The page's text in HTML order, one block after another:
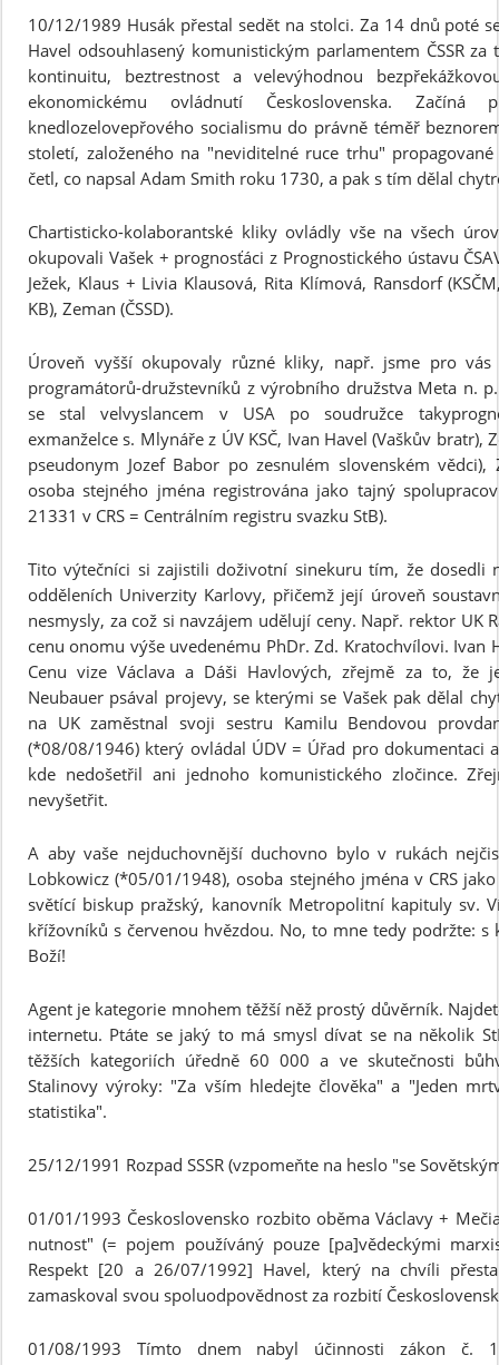
10/12/1989 Husák přestal sedět na stolci. Za 14 dnů poté
Havel odsouhlasený komunistickým parlamentem ČSSR
kontinuitu, beztrestnost a velevýhodnou
ekonomickému ovládnutí Československa. Začíná
knedlozelovepřového socialismu do právně téměř
století, založeného na "neviditelné ruce trhu"
četl, co napsal Adam Smith roku 1730, a pak s tím dělal
Chartisticko-kolaborantské kliky ovládly vše na všech
okupovali Vašek + prognosťáci z Prognostického ústavu
Ježek, Klaus + Livia Klausová, Rita Klímová, Ransdorf
KB), Zeman (ČSSD).
Úroveň vyšší okupovaly různé kliky, např. jsme pro
programátorů-družstevníků z výrobního družstva Meta n.
se stal velvyslancem v USA po soudružce
exmanželce s. Mlynáře z ÚV KSČ, Ivan Havel (Vaškův
pseudonym Jozef Babor po zesnulém slovenském
osoba stejného jména registrována jako tajný
21331 v CRS = Centrálním registru svazku StB).
Tito výtečníci si zajistili doživotní sinekuru tím, že dosedli
odděleních Univerzity Karlovy, přičemž její úroveň
nesmysly, za což si navzájem udělují ceny. Např. rektor UK
cenu onomu výše uvedenému PhDr. Zd. Kratochvílovi. Ivan
Cenu vize Václava a Dáši Havlových, zřejmě za to, že
Neubauer psával projevy, se kterými se Vašek pak dělal
na UK zaměstnal svoji sestru Kamilu Bendovou
(*08/08/1946) který ovládal ÚDV = Úřad pro dokumentaci
kde nedošetřil ani jednoho komunistického zločince.
nevyšetřit.
A aby vaše nejduchovnější duchovno bylo v rukách
Lobkowicz (*05/01/1948), osoba stejného jména v CRS
světící biskup pražský, kanovník Metropolitní kapituly sv.
křížovníků s červenou hvězdou. No, to mne tedy podržte:
Boží!
Agent je kategorie mnohem těžší něž prostý důvěrník.
internetu. Ptáte se jaký to má smysl dívat se na několik
těžších kategoriích úředně 60 000 a ve skutečnosti
Stalinovy výroky: "Za vším hledejte člověka" a "Jeden
statistika".
25/12/1991 Rozpad SSSR (vzpomeňte na heslo "se
01/01/1993 Československo rozbito oběma Václavy +
nutnost" (= pojem používáný pouze [pa]vědeckými
Respekt [20 a 26/07/1992] Havel, který na chvíli
zamaskoval svou spoluodpovědnost za rozbití
01/08/1993 Tímto dnem nabyl účinnosti zákon č.